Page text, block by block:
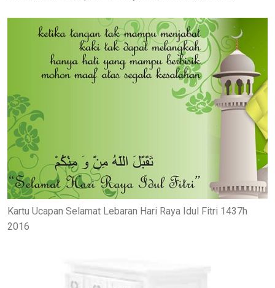
Kartu Ucapan Selamat Lebaran Hari Raya Idul Fitri 1437h
2016